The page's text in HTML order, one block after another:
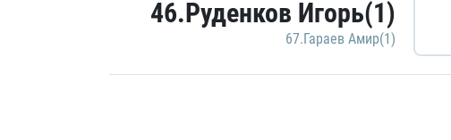
46.Руденков Игорь(1)
67.Гараев Амир(1)